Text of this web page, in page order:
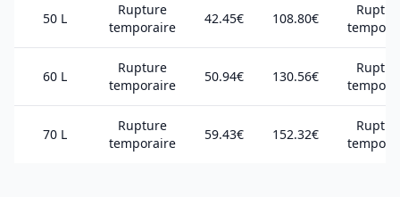
50 L
Rupture
temporaire
42.45€ 108.80€
60 L
Rupture
temporaire
50.94€ 130.56€
70 L
Rupture
temporaire
59.43€ 152.32€